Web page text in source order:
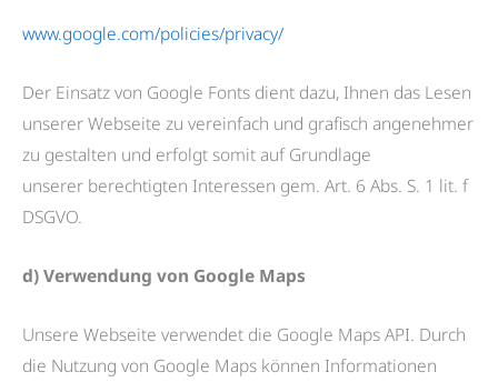
www.google.com/policies/privacy/
Der Einsatz von Google Fonts dient dazu, Ihnen das Lesen
unserer Webseite zu vereinfach und grafisch angenehmer
zu gestalten und erfolgt somit auf Grundlage
unserer berechtigten Interessen gem. Art. 6 Abs. S. 1 lit. f
DSGVO.
d) Verwendung von Google Maps
Unsere Webseite verwendet die Google Maps API. Durch
die Nutzung von Google Maps können Informationen